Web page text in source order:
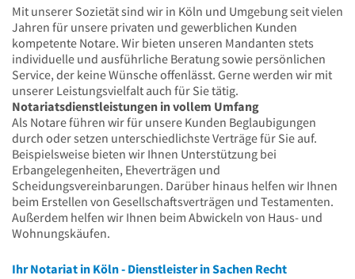
Mit unserer Sozietät sind wir in Köln und Umgebung seit vielen
Jahren für unsere privaten und gewerblichen Kunden
kompetente Notare. Wir bieten unseren Mandanten stets
individuelle und ausführliche Beratung sowie persönlichen
Service, der keine Wünsche offenlässt. Gerne werden wir mit
unserer Leistungsvielfalt auch für Sie tätig.
Notariatsdienstleistungen in vollem Umfang
Als Notare führen wir für unsere Kunden Beglaubigungen
durch oder setzen unterschiedlichste Verträge für Sie auf.
Beispielsweise bieten wir Ihnen Unterstützung bei
Erbangelegenheiten, Eheverträgen und
Scheidungsvereinbarungen. Darüber hinaus helfen wir Ihnen
beim Erstellen von Gesellschaftsverträgen und Testamenten.
Außerdem helfen wir Ihnen beim Abwickeln von Haus- und
Wohnungskäufen.
Ihr Notariat in Köln - Dienstleister in Sachen Recht